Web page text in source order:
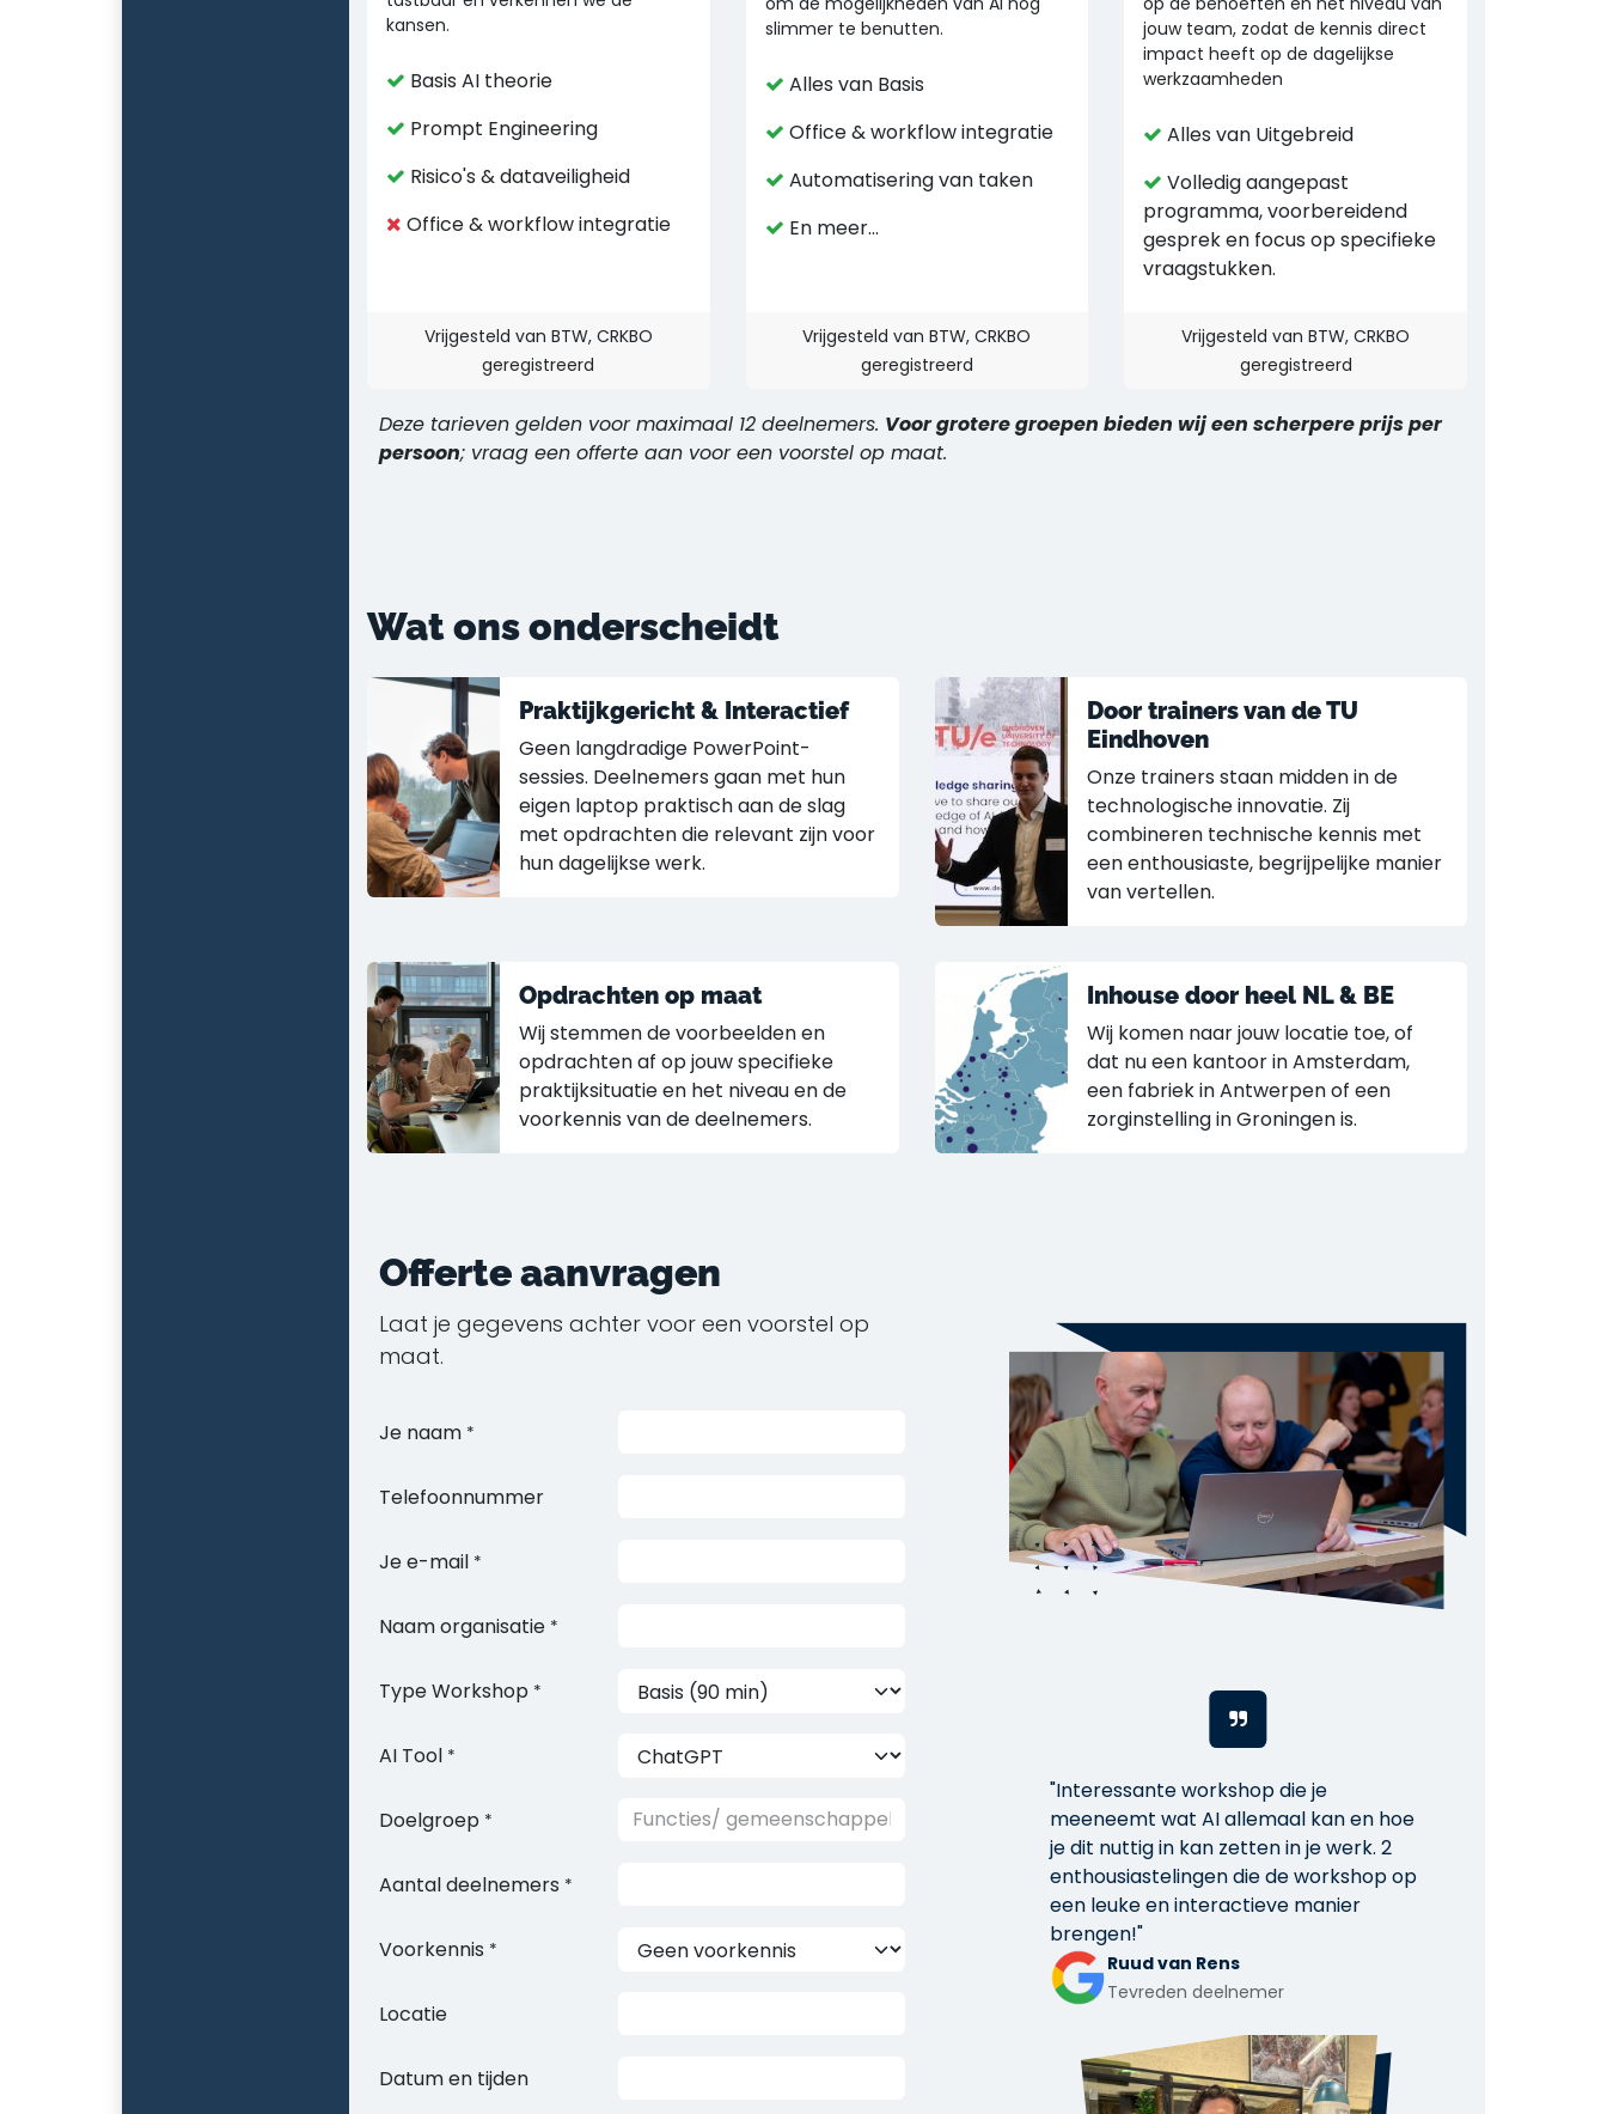
kansen.
Basis AI theorie
Prompt Engineering
Risico's & dataveiligheid
Office & workflow integratie
Vrijgesteld van BTW, CRKBO
geregistreerd
slimmer te benutten.
Alles van Basis
Office & workflow integratie
Automatisering van taken
En meer...
Vrijgesteld van BTW, CRKBO
geregistreerd
jouw team, zodat de kennis direct
impact heeft op de dagelijkse
werkzaamheden
Alles van Uitgebreid
Volledig aangepast
programma, voorbereidend
gesprek en focus op specifieke
vraagstukken.
Vrijgesteld van BTW, CRKBO
geregistreerd
Deze tarieven gelden voor maximaal 12 deelnemers. Voor grotere groepen bieden wij een scherpere prijs per
persoon; vraag een offerte aan voor een voorstel op maat.
Wat ons onderscheidt
Praktijkgericht & Interactief
Geen langdradige PowerPoint-
sessies. Deelnemers gaan met hun
eigen laptop praktisch aan de slag
met opdrachten die relevant zijn voor
hun dagelijkse werk.
Door trainers van de TU
Eindhoven
Onze trainers staan midden in de
technologische innovatie. Zij
combineren technische kennis met
een enthousiaste, begrijpelijke manier
van vertellen.
Opdrachten op maat
Wij stemmen de voorbeelden en
opdrachten af op jouw specifieke
praktijksituatie en het niveau en de
voorkennis van de deelnemers.
Inhouse door heel NL & BE
Wij komen naar jouw locatie toe, of
dat nu een kantoor in Amsterdam,
een fabriek in Antwerpen of een
zorginstelling in Groningen is.
"Interessante workshop die je
meeneemt wat AI allemaal kan en hoe
je dit nuttig in kan zetten in je werk. 2
enthousiastelingen die de workshop op
een leuke en interactieve manier
brengen!"
Ruud van Rens
Tevreden deelnemer
Offerte aanvragen
Laat je gegevens achter voor een voorstel op
maat.
Je naam *
Telefoonnummer
Je e-mail *
Naam organisatie *
Type Workshop *
AI Tool *
Doelgroep *
Aantal deelnemers *
Voorkennis *
Locatie
Datum en tijden